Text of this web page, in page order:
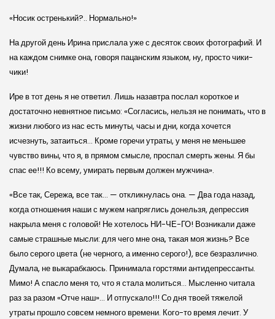
«Носик остренький?.. Нормально!»
На другой день Ирина прислала уже с десяток своих фотографий. И
на каждом снимке она, говоря пацанским языком, ну, просто чики-
чики!
Ире в тот день я не ответил. Лишь назавтра послал короткое и
достаточно невнятное письмо: «Согласись, нельзя не понимать, что в
жизни любого из нас есть минуты, часы и дни, когда хочется
исчезнуть, затаиться… Кроме горечи утраты, у меня не меньшее
чувство вины, что я, в прямом смысле, проспал смерть жены. Я бы
спас ее!!! Ко всему, умирать первым должен мужчина».
«Все так, Сережа, все так… — откликнулась она. — Два года назад,
когда отношения наши с мужем напряглись донельзя, депрессия
накрыла меня с головой! Не хотелось НИ-ЧЕ-ГО! Возникали даже
самые страшные мысли: для чего мне она, такая моя жизнь? Все
было серого цвета (не черного, а именно серого!), все безразлично.
Думала, не выкарабкаюсь. Принимала горстями антидепрессанты.
Мимо! А спасло меня то, что я стала молиться… Мысленно читала
раз за разом «Отче наш»… И отпускало!!! Со дня твоей тяжелой
утраты прошло совсем немного времени. Кого-то время лечит. У